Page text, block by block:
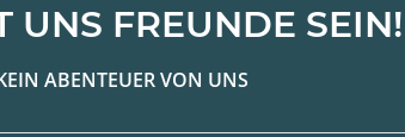
UNS FREUNDE SEIN!
ABENTEUER VON UNS